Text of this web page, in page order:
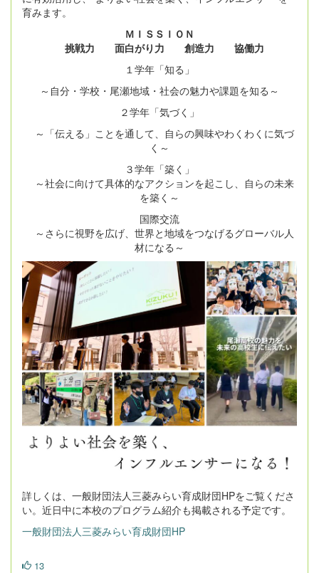
育みます。
ＭＩＳＳＩＯＮ
挑戦力 面白がり力 創造力 協働力
１学年「知る」
～自分・学校・尾瀬地域・社会の魅力や課題を知る～
２学年「気づく」
～「伝える」ことを通して、自らの興味やわくわくに気づ
く～
３学年「築く」
～社会に向けて具体的なアクションを起こし、自らの未来
を築く～
国際交流
～さらに視野を広げ、世界と地域をつなげるグローバル人
材になる～
詳しくは、一般財団法人三菱みらい育成財団HPをご覧くださ
い。近日中に本校のプログラム紹介も掲載される予定です。
一般財団法人三菱みらい育成財団HP
13